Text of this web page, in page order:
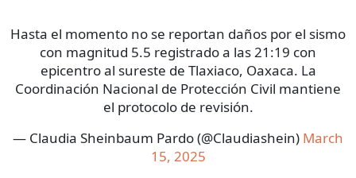
Hasta el momento no se reportan daños por el sismo
con magnitud 5.5 registrado a las 21:19 con
epicentro al sureste de Tlaxiaco, Oaxaca. La
Coordinación Nacional de Protección Civil mantiene
el protocolo de revisión.
— Claudia Sheinbaum Pardo (@Claudiashein) March
15, 2025